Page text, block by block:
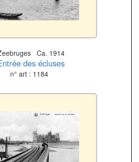
Ca. 1914
des écluses
n° art : 1184